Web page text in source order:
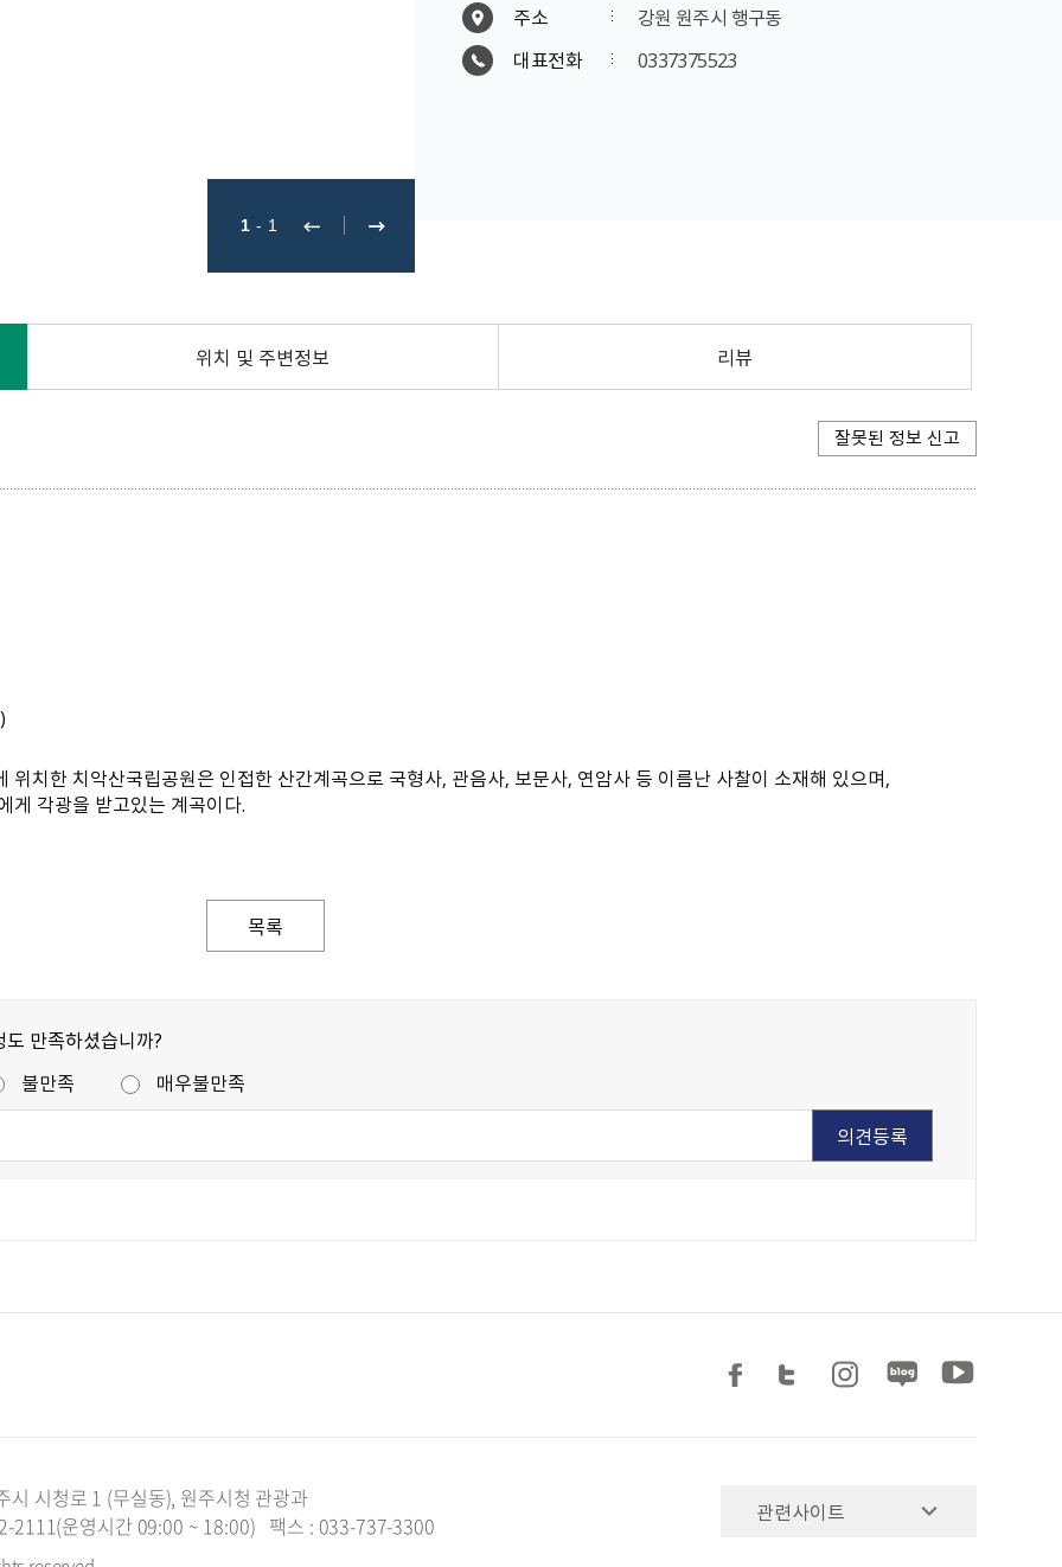
1 - 1
주소
강원 원주시 행구동
대표전화
0337375523
위치 및 주변정보 리뷰
잘못된 정보 신고
치한 치악산국립공원은 인접한 산간계곡으로 국형사, 관음사, 보문사, 연암사 등 이름난 사찰이 소재해 있으며,
게 각광을 받고있는 계곡이다.
목록
만족하셨습니까?
불만족 매우불만족
시청로 1 (무실동), 원주시청 관광과
2111(운영시간 09:00 ~ 18:00) 팩스 : 033-737-3300 관련사이트